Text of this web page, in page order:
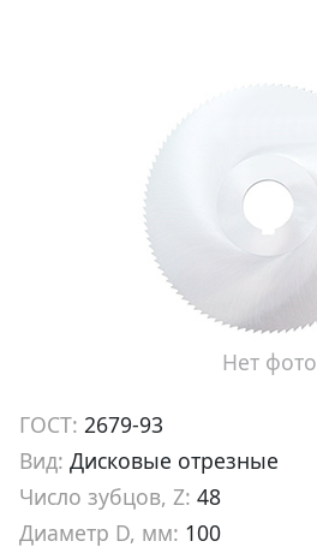
Нет фото
ГОСТ: 2679-93
Вид: Дисковые отрезные
Число зубцов, Z: 48
Диаметр D, мм: 100